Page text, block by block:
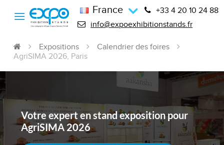
France
+33 4 20 10 24 88
info@expoexhibitionstands.fr
Expositions
Calendrier des foires
AgriSIMA 2026, Paris
Votre expert en stand exposition pour
AgriSIMA 2026